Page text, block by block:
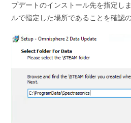
プデートのインストール先を指定し
ルで指定した場所であることを確認